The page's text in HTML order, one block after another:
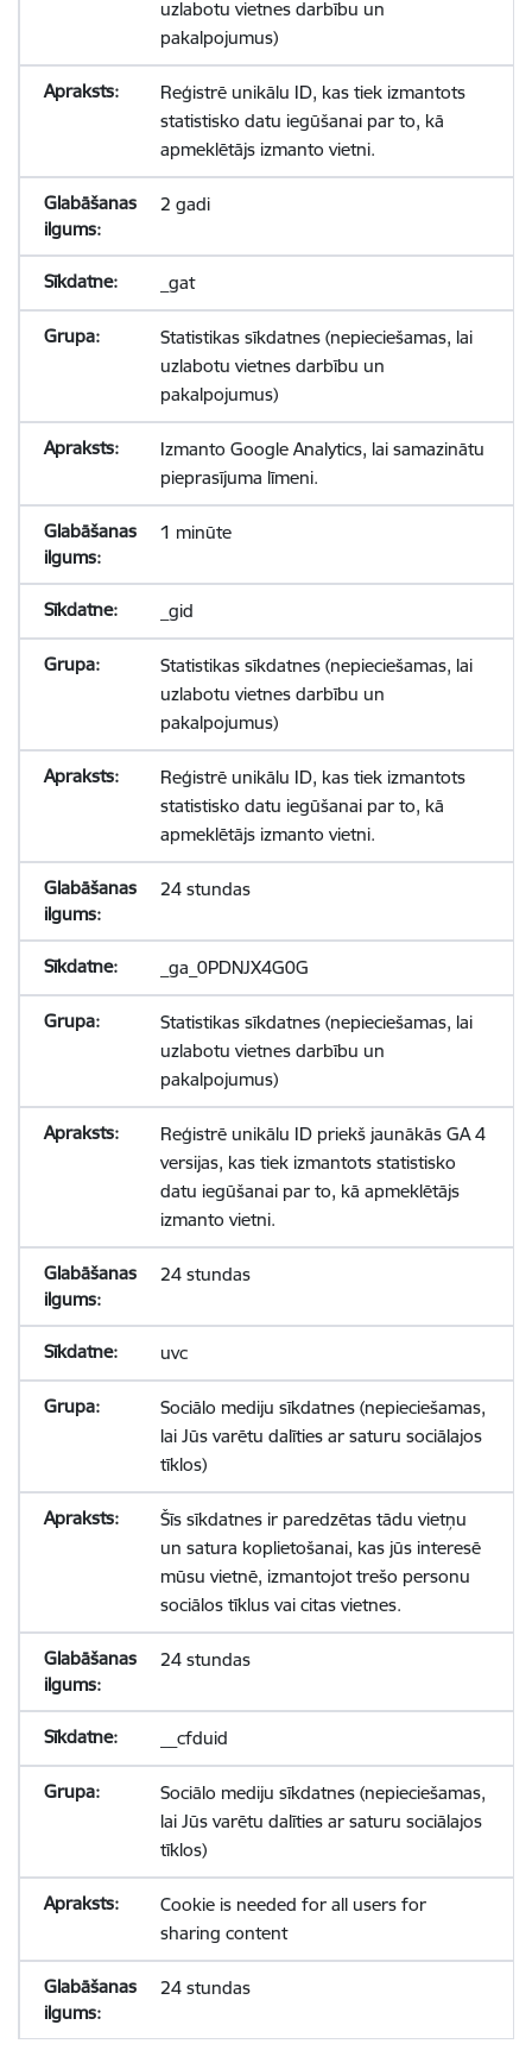
uzlabotu vietnes darbību un
pakalpojumus)
Reģistrē unikālu ID, kas tiek izmantots
statistisko datu iegūšanai par to, kā
apmeklētājs izmanto vietni.
2 gadi
_gat
Statistikas sīkdatnes (nepieciešamas, lai
uzlabotu vietnes darbību un
pakalpojumus)
Izmanto Google Analytics, lai samazinātu
pieprasījuma līmeni.
1 minūte
_gid
Statistikas sīkdatnes (nepieciešamas, lai
uzlabotu vietnes darbību un
pakalpojumus)
Reģistrē unikālu ID, kas tiek izmantots
statistisko datu iegūšanai par to, kā
apmeklētājs izmanto vietni.
24 stundas
_ga_0PDNJX4G0G
Statistikas sīkdatnes (nepieciešamas, lai
uzlabotu vietnes darbību un
pakalpojumus)
Reģistrē unikālu ID priekš jaunākās GA 4
versijas, kas tiek izmantots statistisko
datu iegūšanai par to, kā apmeklētājs
izmanto vietni.
24 stundas
uvc
Sociālo mediju sīkdatnes (nepieciešamas,
lai Jūs varētu dalīties ar saturu sociālajos
tīklos)
Šīs sīkdatnes ir paredzētas tādu vietņu
un satura koplietošanai, kas jūs interesē
mūsu vietnē, izmantojot trešo personu
sociālos tīklus vai citas vietnes.
24 stundas
__cfduid
Sociālo mediju sīkdatnes (nepieciešamas,
lai Jūs varētu dalīties ar saturu sociālajos
tīklos)
Cookie is needed for all users for
sharing content
24 stundas